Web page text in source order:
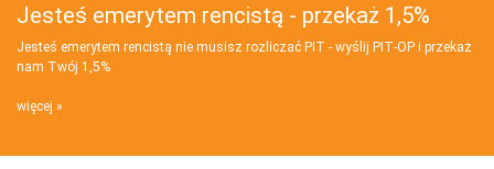
Jesteś emerytem rencistą - przekaż 1,5%
Jesteś emerytem rencistą nie musisz rozliczać PIT - wyślij PIT‑OP i przekaż
nam Twój 1,5%
więcej